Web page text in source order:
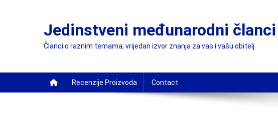
Jedinstveni međunarodni članci
Članci o raznim temama, vrijedan izvor znanja za vas i vašu obitelj
Recenzije Proizvoda Contact